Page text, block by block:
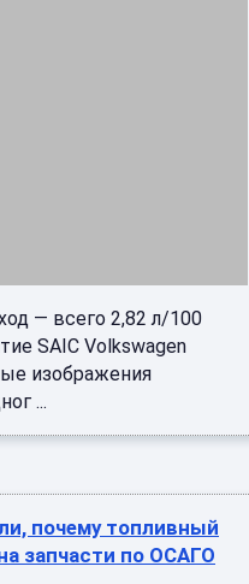
почему топливный
запчасти по ОСАГО